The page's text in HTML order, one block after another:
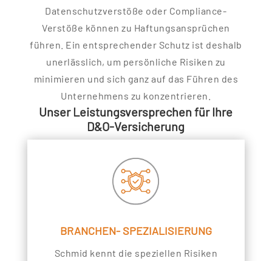
Datenschutzverstöße oder Compliance-
Verstöße können zu Haftungsansprüchen
führen. Ein entsprechender Schutz ist deshalb
unerlässlich, um persönliche Risiken zu
minimieren und sich ganz auf das Führen des
Unternehmens zu konzentrieren.
Unser Leistungsversprechen für Ihre
D&O-Versicherung
BRANCHEN- SPEZIALISIERUNG
Schmid kennt die speziellen Risiken